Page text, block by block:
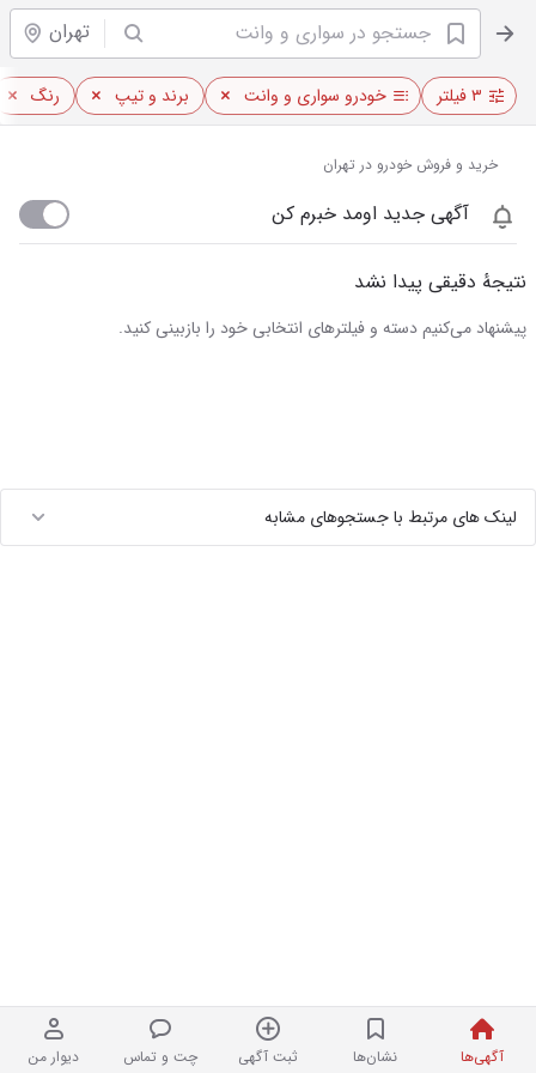
تهران
آگهی‌ها نشان‌ها ثبت آگهی چت و تماس دیوار من
۳ فیلتر خودرو سواری و وانت برند و تیپ رنگ
خرید و فروش خودرو در تهران
آگهی جدید اومد خبرم کن
نتیجهٔ دقیقی پیدا نشد
پیشنهاد می‌کنیم دسته و فیلترهای انتخابی خود را بازبینی کنید.
لینک های مرتبط با جستجوهای مشابه